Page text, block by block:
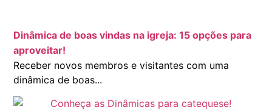
Dinâmica de boas vindas na igreja: 15 opções para
aproveitar!
Receber novos membros e visitantes com uma
dinâmica de boas...